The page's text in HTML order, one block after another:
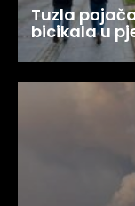
Tuzla
bicikala u